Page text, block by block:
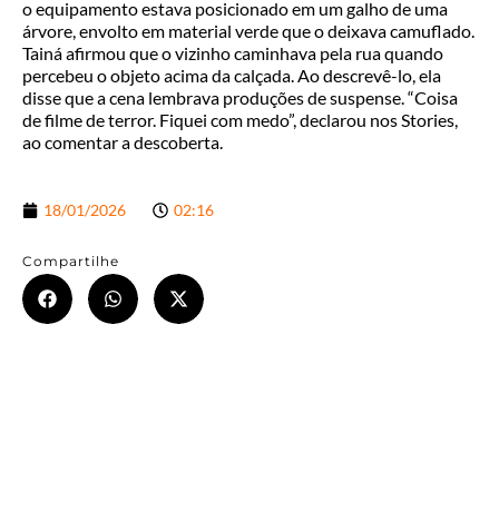
o equipamento estava posicionado em um galho de uma
árvore, envolto em material verde que o deixava camuflado.
Tainá afirmou que o vizinho caminhava pela rua quando
percebeu o objeto acima da calçada. Ao descrevê-lo, ela
disse que a cena lembrava produções de suspense. “Coisa
de filme de terror. Fiquei com medo”, declarou nos Stories,
ao comentar a descoberta.
18/01/2026 02:16
Compartilhe